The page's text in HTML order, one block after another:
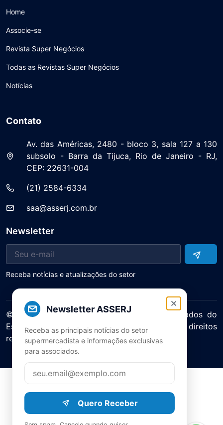
Newsletter ASSERJ
Receba as principais notícias do setor
supermercadista e informações exclusivas
para associados.
Quero Receber
Home
Associe-se
Revista Super Negócios
Todas as Revistas Super Negócios
Notícias
Contato
Av. das Américas, 2480 - bloco 3, sala 127 a 130
subsolo - Barra da Tijuca, Rio de Janeiro - RJ,
CEP: 22631-004
(21) 2584-6334
saa@asserj.com.br
Newsletter
Receba notícias e atualizações do setor
© 2025 ASERJ – Associação de Supermercados do
Estado do Rio de Janeiro. Todos os direitos
reservados.
Política de Privacidade Termos de Uso